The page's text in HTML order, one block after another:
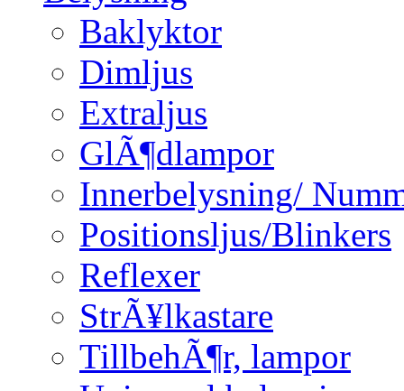
Baklyktor
Dimljus
Extraljus
GlÃ¶dlampor
Innerbelysning/
Positionsljus/Blinkers
Reflexer
StrÃ¥lkastare
TillbehÃ¶r, lampor